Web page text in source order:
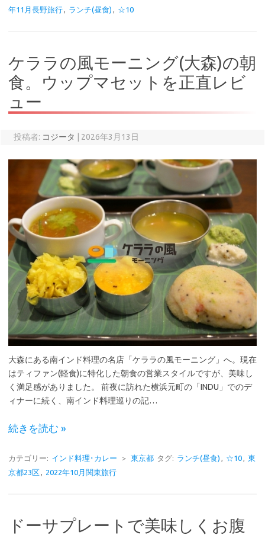
年11月長野旅行, ランチ(昼食) , ☆10
ケララの風モーニング(大森)の朝
食。ウップマセットを正直レビ
ュー
投稿者: コジータ 2026年3月13日
大森にある南インド料理の名店「ケララの風モーニング」へ。現在
はティファン(軽食)に特化した朝食の営業スタイルですが、美味し
く満足感がありました。 前夜に訪れた横浜元町の「INDU」でのデ
ィナーに続く、南インド料理巡りの記…
続きを読む »
カテゴリー: インド料理･カレー ＞ 東京都 タグ: ランチ(昼食) , ☆10, 東
京都23区, 2022年10月関東旅行
ドーサプレートで美味しくお腹